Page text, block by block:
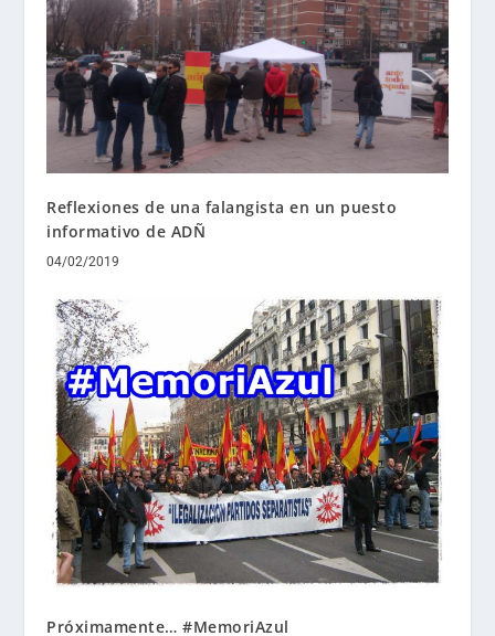
Reflexiones de una falangista en un puesto
informativo de ADÑ
04/02/2019
Próximamente… #MemoriAzul